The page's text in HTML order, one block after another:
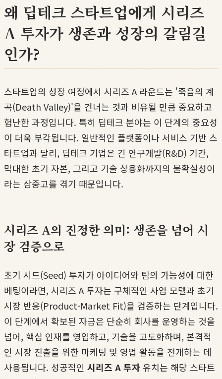
왜 딥테크 스타트업에게 시리즈
A 투자가 생존과 성장의 갈림길
인가?
스타트업의 성장 여정에서 시리즈 A 라운드는 '죽음의 계
곡(Death Valley)'을 건너는 것과 비유될 만큼 중요하고
험난한 과정입니다. 특히 딥테크 분야는 이 단계의 중요성
이 더욱 부각됩니다. 일반적인 플랫폼이나 서비스 기반 스
타트업과 달리, 딥테크 기업은 긴 연구개발(R&D) 기간,
막대한 초기 자본, 그리고 기술 상용화까지의 불확실성이
라는 삼중고를 겪기 때문입니다.
시리즈 A의 진정한 의미: 생존을 넘어 시
장 검증으로
초기 시드(Seed) 투자가 아이디어와 팀의 가능성에 대한
베팅이라면, 시리즈 A 투자는 구체적인 사업 모델과 초기
시장 반응(Product-Market Fit)을 검증하는 단계입니다.
이 단계에서 확보된 자금은 단순히 회사를 운영하는 것을
넘어, 핵심 인재를 영입하고, 기술을 고도화하며, 본격적
인 시장 진출을 위한 마케팅 및 영업 활동을 전개하는 데
사용됩니다. 성공적인 시리즈 A 투자 유치는 해당 스타트